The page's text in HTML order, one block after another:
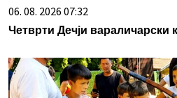
06. 08. 2026 07:32
Четврти Дечји